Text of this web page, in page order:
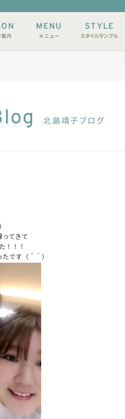
北島靖子ブログ
ってきて
！！！
です（＾＾）